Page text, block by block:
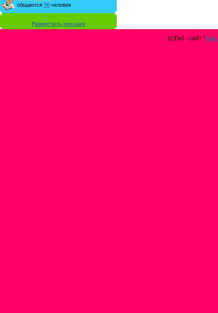
общаются 70 человек
Разместить рекламу
(с)Гей - сайт "Gay